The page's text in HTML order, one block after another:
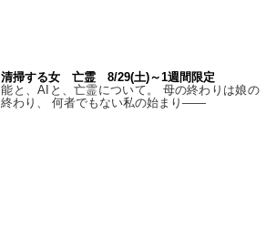
清掃する女 亡霊 8/29(土)～1週間限定
能と、AIと、亡霊について。 母の終わりは娘の
終わり、 何者でもない私の始まり――